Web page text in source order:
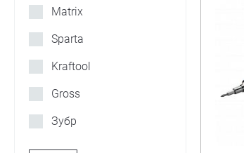
Matrix
Sparta
Kraftool
Gross
Зубр